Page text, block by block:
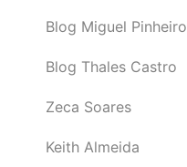
Blog Miguel Pinheiro
Blog Thales Castro
Zeca Soares
Keith Almeida